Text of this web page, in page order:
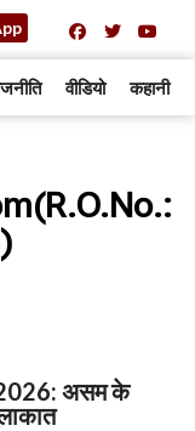
वीडियो कहानी
2026: असम के